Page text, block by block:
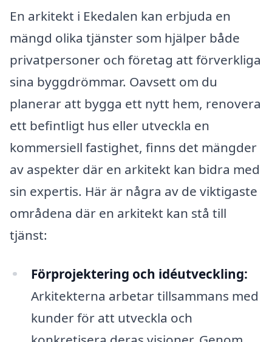
En arkitekt i Ekedalen kan erbjuda en
mängd olika tjänster som hjälper både
privatpersoner och företag att förverkliga
sina byggdrömmar. Oavsett om du
planerar att bygga ett nytt hem, renovera
ett befintligt hus eller utveckla en
kommersiell fastighet, finns det mängder
av aspekter där en arkitekt kan bidra med
sin expertis. Här är några av de viktigaste
områdena där en arkitekt kan stå till
tjänst:
Förprojektering och idéutveckling:
Arkitekterna arbetar tillsammans med
kunder för att utveckla och